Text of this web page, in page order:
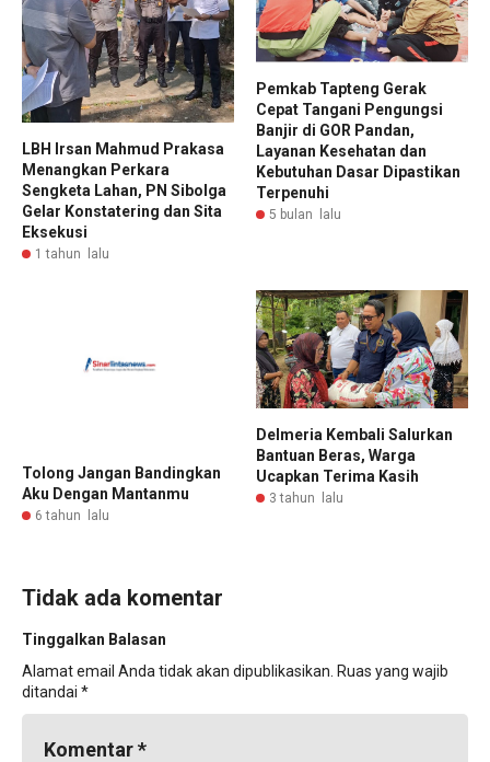
LBH Irsan Mahmud Prakasa
Menangkan Perkara
Sengketa Lahan, PN Sibolga
Gelar Konstatering dan Sita
Eksekusi
1 tahun lalu
Pemkab Tapteng Gerak
Cepat Tangani Pengungsi
Banjir di GOR Pandan,
Layanan Kesehatan dan
Kebutuhan Dasar Dipastikan
Terpenuhi
5 bulan lalu
Tolong Jangan Bandingkan
Aku Dengan Mantanmu
6 tahun lalu
Delmeria Kembali Salurkan
Bantuan Beras, Warga
Ucapkan Terima Kasih
3 tahun lalu
Tidak ada komentar
Tinggalkan Balasan
Alamat email Anda tidak akan dipublikasikan. Ruas yang wajib
ditandai *
Komentar*